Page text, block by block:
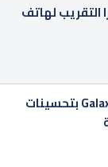
التقريب لهاتف
سامسونج تستعد لإطلاق Galaxy Ring 2 بتحسينات